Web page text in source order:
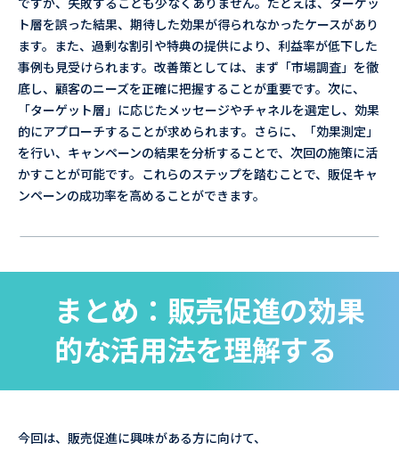
ト層を誤った結果、期待した効果が得られなかったケースがあり
ます。また、過剰な割引や特典の提供により、利益率が低下した
事例も見受けられます。改善策としては、まず「市場調査」を徹
底し、顧客のニーズを正確に把握することが重要です。次に、
「ターゲット層」に応じたメッセージやチャネルを選定し、効果
的にアプローチすることが求められます。さらに、「効果測定」
を行い、キャンペーンの結果を分析することで、次回の施策に活
かすことが可能です。これらのステップを踏むことで、販促キャ
ンペーンの成功率を高めることができます。
まとめ：販売促進の効果
的な活用法を理解する
今回は、販売促進に興味がある方に向けて、